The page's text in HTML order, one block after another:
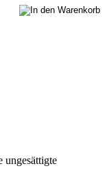
ungesättigte